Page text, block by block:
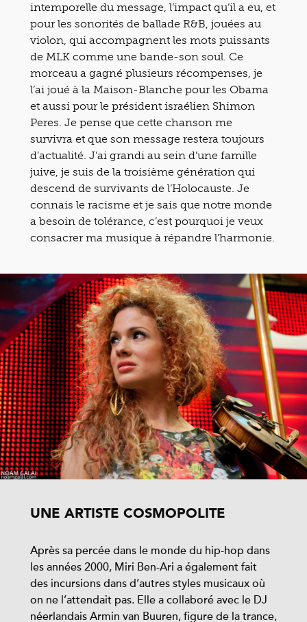
intemporelle du message, l’impact qu’il a eu, et
pour les sonorités de ballade R&B, jouées au
violon, qui accompagnent les mots puissants
de MLK comme une bande-son soul. Ce
morceau a gagné plusieurs récompenses, je
l’ai joué à la Maison-Blanche pour les Obama
et aussi pour le président israélien Shimon
Peres. Je pense que cette chanson me
survivra et que son message restera toujours
d’actualité. J’ai grandi au sein d’une famille
juive, je suis de la troisième génération qui
descend de survivants de l’Holocauste. Je
connais le racisme et je sais que notre monde
a besoin de tolérance, c’est pourquoi je veux
consacrer ma musique à répandre l’harmonie.
UNE ARTISTE COSMOPOLITE
Après sa percée dans le monde du hip-hop dans
les années 2000, Miri Ben-Ari a également fait
des incursions dans d’autres styles musicaux où
on ne l’attendait pas. Elle a collaboré avec le DJ
néerlandais Armin van Buuren, figure de la trance,